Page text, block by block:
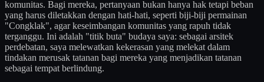
komunitas. Bagi mereka, pertanyaan bukan hanya hak tetapi beban
yang harus diletakkan dengan hati-hati, seperti biji-biji permainan
"Congklak", agar keseimbangan komunitas yang rapuh tidak
terganggu. Ini adalah "titik buta" budaya saya: sebagai arsitek
perdebatan, saya melewatkan kekerasan yang melekat dalam
tindakan merusak tatanan bagi mereka yang menjadikan tatanan
sebagai tempat berlindung.